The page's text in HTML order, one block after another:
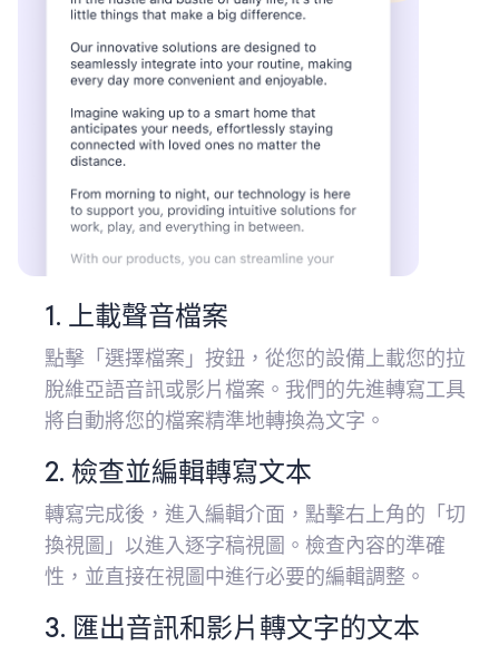
1. 上載聲音檔案
點擊「選擇檔案」按鈕，從您的設備上載您的拉
脫維亞語音訊或影片檔案。我們的先進轉寫工具
將自動將您的檔案精準地轉換為文字。
2. 檢查並編輯轉寫文本
轉寫完成後，進入編輯介面，點擊右上角的「切
換視圖」以進入逐字稿視圖。檢查內容的準確
性，並直接在視圖中進行必要的編輯調整。
3. 匯出音訊和影片轉文字的文本